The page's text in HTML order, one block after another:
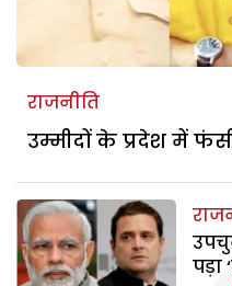
राजनीति
उम्मीदों के प्रदेश में
पड़ा